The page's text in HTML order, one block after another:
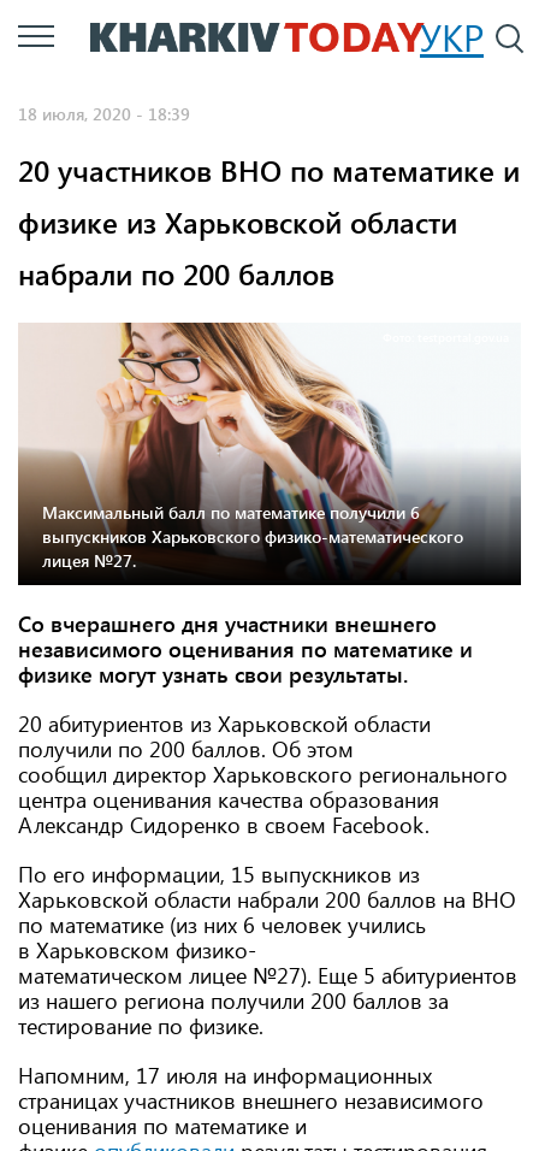
Перейти
к
УКР
18 июля, 2020 - 18:39
20 участников ВНО по математике и
физике из Харьковской области
набрали по 200 баллов
Максимальный балл по математике получили 6
выпускников Харьковского физико-математического
лицея №27.
Со вчерашнего дня участники внешнего
независимого оценивания по математике и
физике могут узнать свои результаты.
20 абитуриентов из Харьковской области
получили по 200 баллов. Об этом
сообщил директор Харьковского регионального
центра оценивания качества образования
Александр Сидоренко в своем Facebook.
По его информации, 15 выпускников из
Харьковской области набрали 200 баллов на ВНО
по математике (из них 6 человек учились
в Харьковском физико-
математическом лицее №27). Еще 5 абитуриентов
из нашего региона получили 200 баллов за
тестирование по физике.
Напомним, 17 июля на информационных
страницах участников внешнего независимого
оценивания по математике и